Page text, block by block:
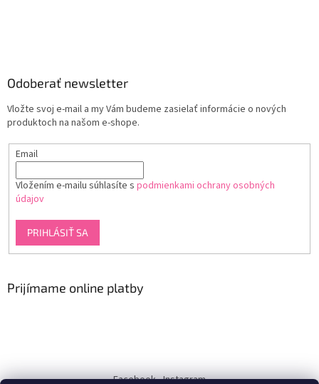
Odoberať newsletter
Vložte svoj e-mail a my Vám budeme zasielať informácie o nových
produktoch na našom e-shope.
Email
Vložením e-mailu súhlasíte s podmienkami ochrany osobných
údajov
PRIHLÁSIŤ SA
Prijímame online platby
Facebook Instagram